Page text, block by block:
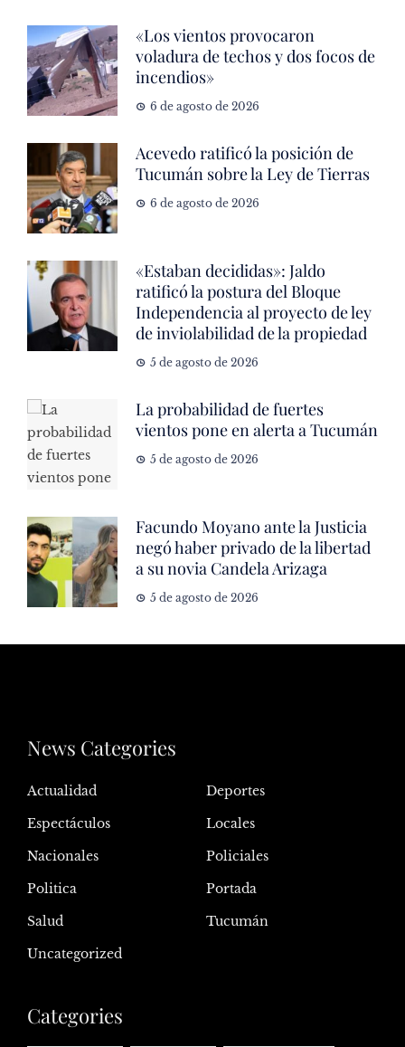
«Los vientos provocaron
voladura de techos y dos focos de
incendios»
6 de agosto de 2026
Acevedo ratificó la posición de
Tucumán sobre la Ley de Tierras
6 de agosto de 2026
«Estaban decididas»: Jaldo
ratificó la postura del Bloque
Independencia al proyecto de ley
de inviolabilidad de la propiedad
5 de agosto de 2026
La probabilidad de fuertes
vientos pone en alerta a Tucumán
5 de agosto de 2026
Facundo Moyano ante la Justicia
negó haber privado de la libertad
a su novia Candela Arizaga
5 de agosto de 2026
News Categories
Actualidad
Deportes
Espectáculos
Locales
Nacionales
Policiales
Politica
Portada
Salud
Tucumán
Uncategorized
Categories